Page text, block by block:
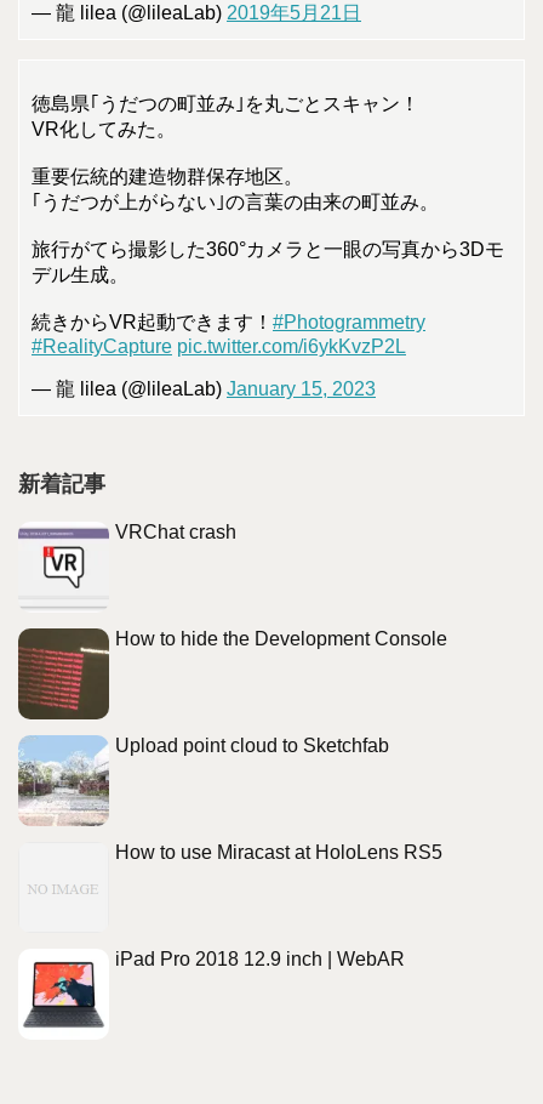
— 龍 lilea (@lileaLab) 2019年5月21日
徳島県｢うだつの町並み｣を丸ごとスキャン！
VR化してみた。
重要伝統的建造物群保存地区。
｢うだつが上がらない｣の言葉の由来の町並み。
旅行がてら撮影した360°カメラと一眼の写真から3Dモ
デル生成。
続きからVR起動できます！ #Photogrammetry
#RealityCapture pic.twitter.com/i6ykKvzP2L
— 龍 lilea (@lileaLab) January 15, 2023
新着記事
VRChat crash
How to hide the Development Console
Upload point cloud to Sketchfab
How to use Miracast at HoloLens RS5
iPad Pro 2018 12.9 inch | WebAR